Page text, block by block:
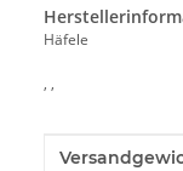
Häfele
, ,
Wert